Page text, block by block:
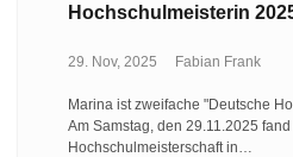
Hochschulmeisterin
29. Nov, 2025 Fabian Frank
Marina ist zweifache "Deutsche
Am Samstag, den 29.11.2025
Hochschulmeisterschaft in…